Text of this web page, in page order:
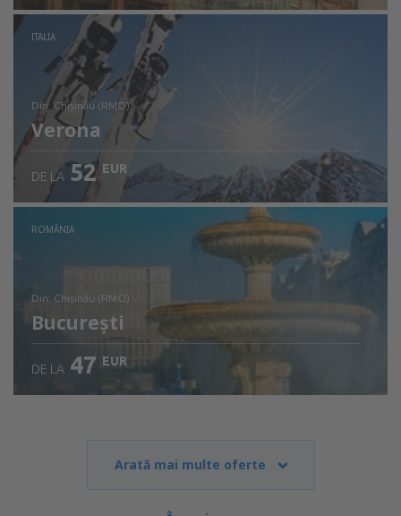
Verificați detaliile
ITALIA
din: Chişinău (RMO)
Verona
Verificați detaliile
DE LA 52 EUR
ROMÂNIA
din: Chişinău (RMO)
București
DE LA 47 EUR
Arată mai multe oferte